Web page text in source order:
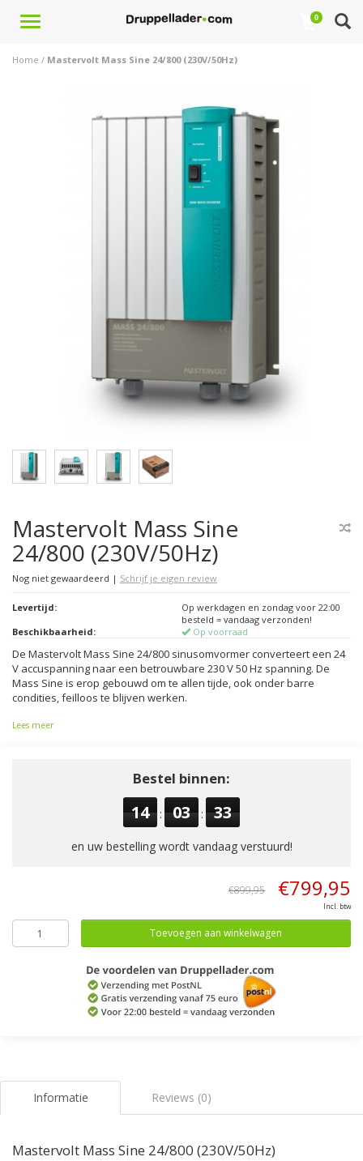
Toggle
0
Home / Mastervolt Mass Sine 24/800 (230V/50Hz)
Mastervolt Mass Sine
24/800 (230V/50Hz)
Nog niet gewaardeerd | Schrijf je eigen review
Levertijd:
Op werkdagen en zondag voor 22:00
besteld = vandaag verzonden!
Beschikbaarheid:
Op voorraad
De Mastervolt Mass Sine 24/800 sinusomvormer converteert een 24
V accuspanning naar een betrouwbare 230 V 50 Hz spanning. De
Mass Sine is erop gebouwd om te allen tijde, ook onder barre
condities, feilloos te blijven werken.
Lees meer
Bestel binnen:
14 : 03 : 32
en uw bestelling wordt vandaag verstuurd!
€899,95 €799,95
Incl. btw
Toevoegen aan winkelwagen
Informatie Reviews (0)
Mastervolt Mass Sine 24/800 (230V/50Hz)